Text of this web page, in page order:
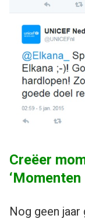
Creëer
‘Momenten
Nog geen